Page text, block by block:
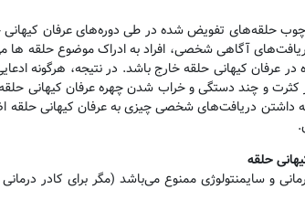
حلقه‌های تفویض شده در طی دوره‌های عرفان کیهانی
آگاهی شخصی، افراد به ادراک موضوع حلقه
کیهانی حلقه خارج باشد. در نتیجه، هرگونه
و چند دستگی و خراب شدن چهره عرفان کیهانی
داشتن دریافت‌های شخصی چیزی به عرفان کیهانی
حلقه
و سایمنتولوژی ممنوع می‌باشد (مگر برای کادر